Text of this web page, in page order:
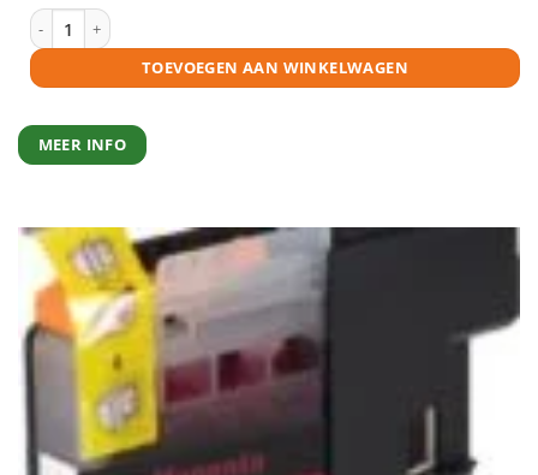
Brother LC121 Y inktcartridge geel huismerk aantal
TOEVOEGEN AAN WINKELWAGEN
MEER INFO